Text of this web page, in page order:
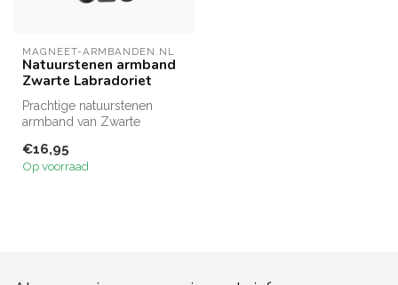
MAGNEET-ARMBANDEN.NL
Natuurstenen armband
Zwarte Labradoriet
Prachtige natuurstenen
armband van Zwarte
hematiet tussen...
€16,95
Op voorraad